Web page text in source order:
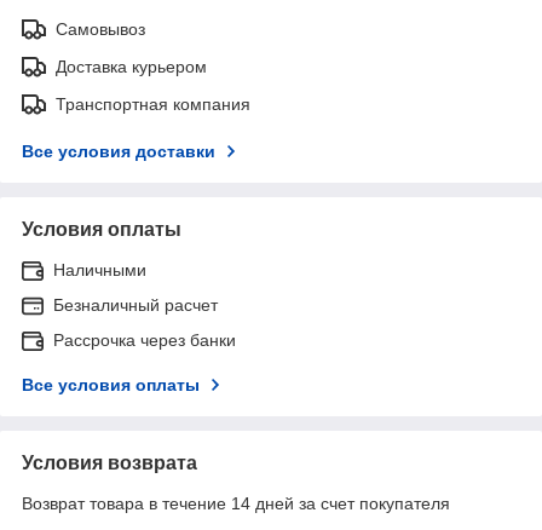
Самовывоз
Доставка курьером
Транспортная компания
Все условия доставки
Условия оплаты
Наличными
Безналичный расчет
Рассрочка через банки
Все условия оплаты
Условия возврата
Возврат товара в течение 14 дней за счет покупателя